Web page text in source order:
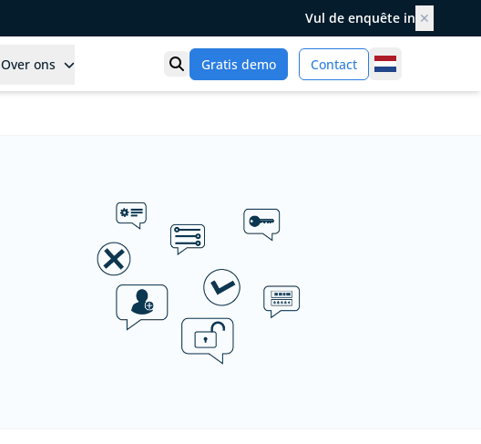
Vul de enquête in ✕
Over ons Toon zoek
Gratis demo Contact Netherlands